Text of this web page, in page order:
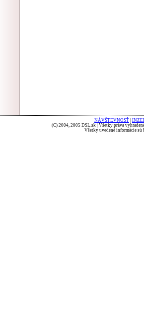
NÁVŠTEVNOSŤ
(C) 2004, 2005 DSL.sk | Všetky práva
Všetky uvedené informácie sú